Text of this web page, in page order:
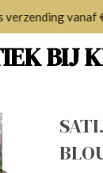
BIJ
verzending vanaf